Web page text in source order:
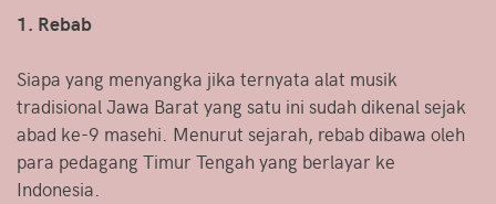
1. Rebab
Siapa yang menyangka jika ternyata alat musik
tradisional Jawa Barat yang satu ini sudah dikenal sejak
abad ke-9 masehi. Menurut sejarah, rebab dibawa oleh
para pedagang Timur Tengah yang berlayar ke
Indonesia.